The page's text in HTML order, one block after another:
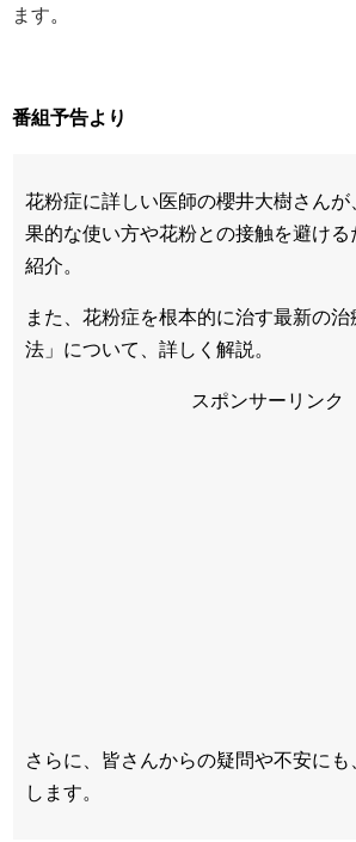
ます。
番組予告より
花粉症に詳しい医師の櫻井大樹さんが
果的な使い方や花粉との接触を避ける
紹介。
また、花粉症を根本的に治す最新の
法」について、詳しく解説。
スポンサーリンク
さらに、皆さんからの疑問や不安にも
します。